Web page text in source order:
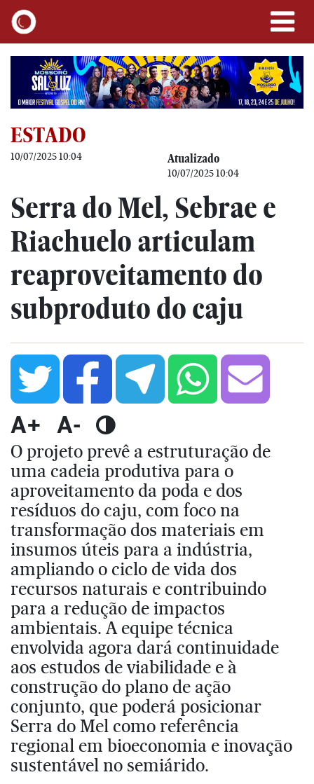
ESTADO
10/07/2025 10:04 Atualizado
10/07/2025 10:04
Serra do Mel, Sebrae e
Riachuelo articulam
reaproveitamento do
subproduto do caju
A+ A-
O projeto prevê a estruturação de
uma cadeia produtiva para o
aproveitamento da poda e dos
resíduos do caju, com foco na
transformação dos materiais em
insumos úteis para a indústria,
ampliando o ciclo de vida dos
recursos naturais e contribuindo
para a redução de impactos
ambientais. A equipe técnica
envolvida agora dará continuidade
aos estudos de viabilidade e à
construção do plano de ação
conjunto, que poderá posicionar
Serra do Mel como referência
regional em bioeconomia e inovação
sustentável no semiárido.